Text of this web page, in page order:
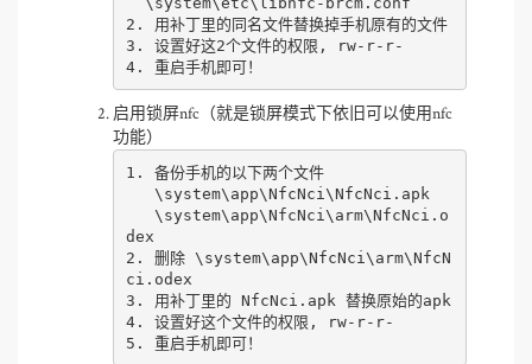
2. 用补丁里的同名文件替换掉手机原有的文件
3. 设置好这2个文件的权限, rw-r-r-
启用锁屏nfc（就是锁屏模式下依旧可以使用nfc
功能）
1. 备份手机的以下两个文件
dex
2. 删除 \system\app\NfcNci\arm\NfcN
ci.odex
3. 用补丁里的 NfcNci.apk 替换原始的apk
4. 设置好这个文件的权限, rw-r-r-